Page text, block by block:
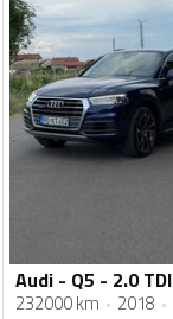
Audi - Q5 - 2.0 TDI
232000 km 2018